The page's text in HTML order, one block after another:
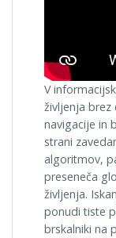
V
življenja brez
navigacije in
strani
algoritmov,
preseneča
življenja.
ponudi tiste
brskalniki na